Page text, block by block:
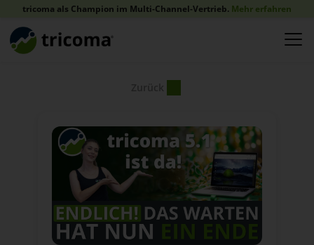
tricoma als Champion im Multi-Channel-Vertrieb. Mehr erfahren